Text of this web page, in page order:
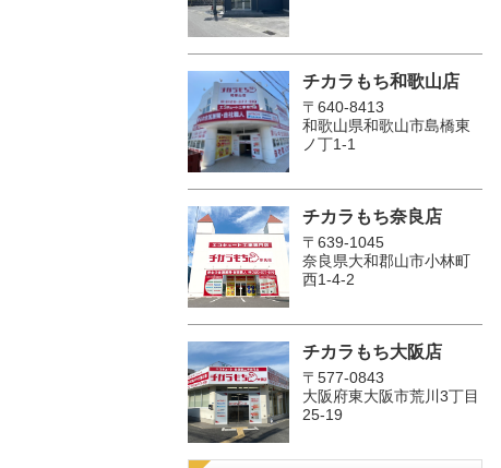
チカラもち和歌山店
〒640-8413
和歌山県和歌山市島橋東
ノ丁1-1
チカラもち奈良店
〒639-1045
奈良県大和郡山市小林町
西1-4-2
チカラもち大阪店
〒577-0843
大阪府東大阪市荒川3丁目
25-19